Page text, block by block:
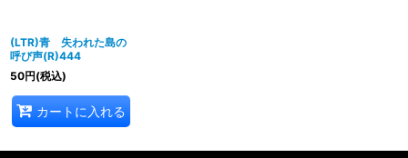
(LTR)青 失われた島の
呼び声(R)444
50円(税込)
カートに入れる